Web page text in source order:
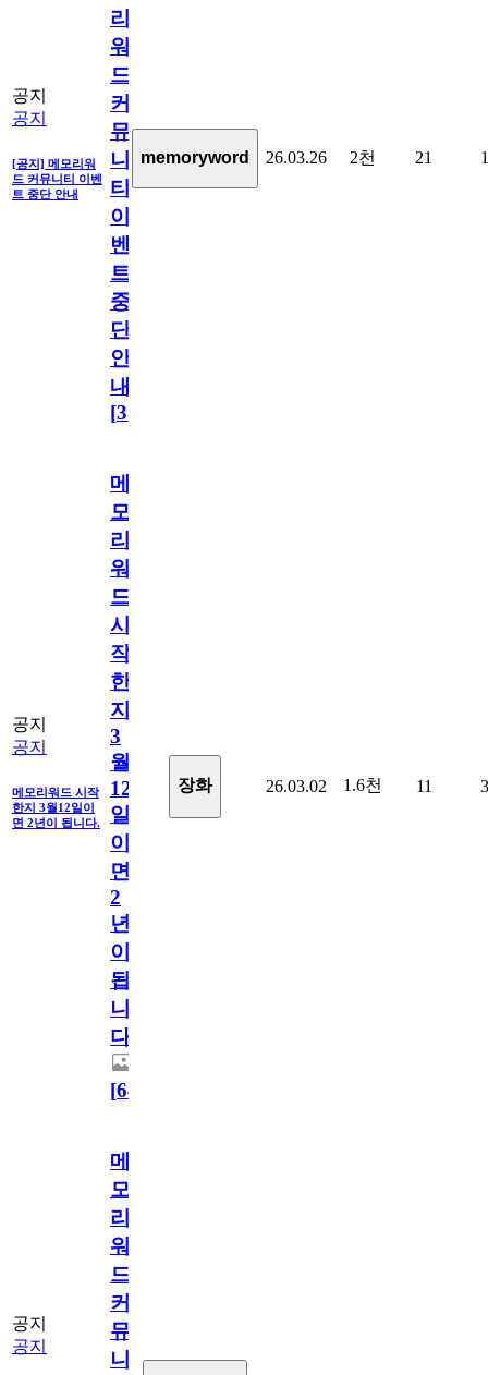
공지
공지
[공지] 메모리워
드 커뮤니티 이벤
트 중단 안내
리
워
드
커
뮤
니
티
이
벤
트
중
단
안
내
[31
memoryword 26.03.26 2천 21 1
공지
공지
메모리워드 시작
한지 3월12일이
면 2년이 됩니다.
메
모
리
워
드
시
작
한
지
3
월
12
일
이
면
2
년
이
됩
니
다.
[64
장화 26.03.02 1.6천 11 3
공지
공지
메
모
리
워
드
커
뮤
니